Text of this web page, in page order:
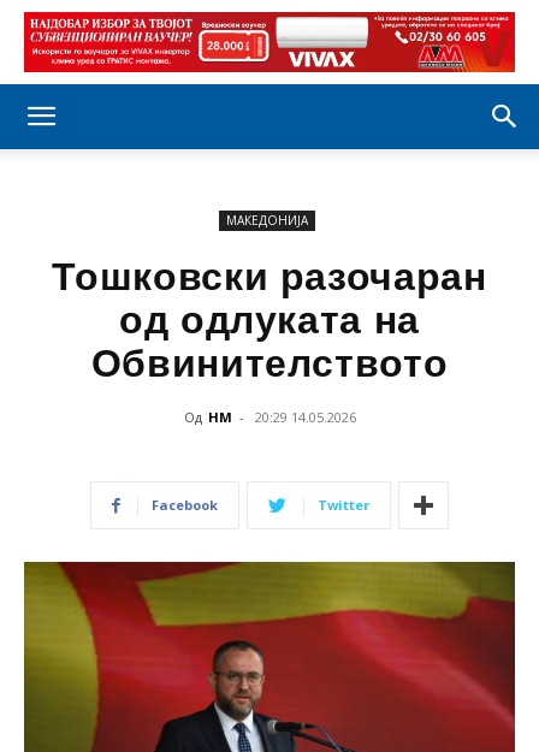
МАКЕДОНИЈА
Тошковски разочаран
од одлуката на
Обвинителството
Од НМ - 20:29 14.05.2026
Facebook Twitter